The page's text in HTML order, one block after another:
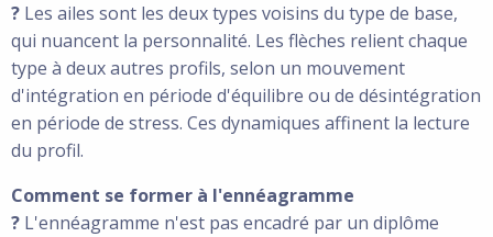
? Les ailes sont les deux types voisins du type de base,
qui nuancent la personnalité. Les flèches relient chaque
type à deux autres profils, selon un mouvement
d'intégration en période d'équilibre ou de désintégration
en période de stress. Ces dynamiques affinent la lecture
du profil.
Comment se former à l'ennéagramme
? L'ennéagramme n'est pas encadré par un diplôme